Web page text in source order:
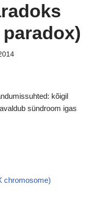
kõigil
sündroom igas
chromosome)